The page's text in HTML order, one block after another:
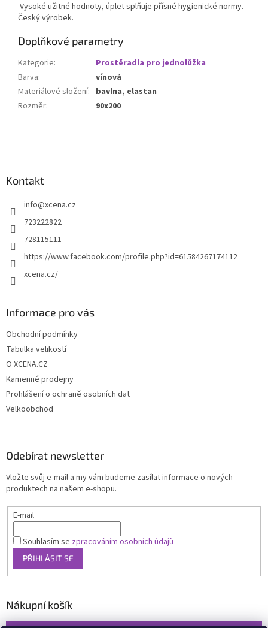
Vysoké užitné hodnoty, úplet splňuje přísné hygienické normy.
Český výrobek.
Doplňkové parametry
Kategorie:
Prostěradla pro jednolůžka
Barva:
vínová
Materiálové složení: bavlna, elastan
Rozměr: 90x200
Kontakt
info@xcena.cz
723222822
728115111
https://www.facebook.com/profile.php?id=61584267174112
xcena.cz/
Informace pro vás
Obchodní podmínky
Tabulka velikostí
O XCENA.CZ
Kamenné prodejny
Prohlášení o ochraně osobních dat
Velkoobchod
Odebírat newsletter
Vložte svůj e-mail a my vám budeme zasílat informace o nových
produktech na našem e-shopu.
E-mail
Souhlasím sezpracováním osobních údajů
PŘIHLÁSIT SE
Nákupní košík